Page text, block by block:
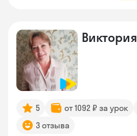
Виктория
5 от 1092 ₽ за урок
3 отзыва